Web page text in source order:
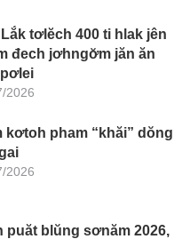
tơlĕch 400 ti hlak jên
đech jơhngơ̆m jăn ăn
2026
kơtoh pham “khăi” dŏng
2026
puăt blŭng sơnăm 2026,